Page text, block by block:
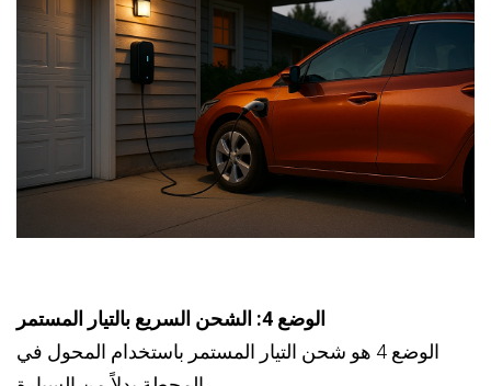
الوضع 4: الشحن السريع بالتيار المستمر
الوضع 4 هو شحن التيار المستمر باستخدام المحول في